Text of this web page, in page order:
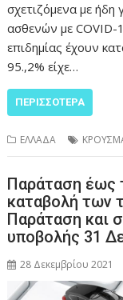
σχετιζόμενα με
ασθενών με COVID-
επιδημίας έχουν
95.,2% είχε…
ΠΕΡΙΣΣΌΤΕΡΑ
ΕΛΛΑΔΑ
Παράταση έως
καταβολή των
Παράταση και
υποβολής 31
28 Δεκεμβρίου 2021